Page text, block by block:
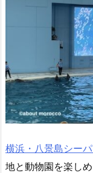
横浜・八景島シー
地と動物園を楽しめ